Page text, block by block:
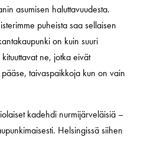
asumisen haluttavuudesta.
puheista saa sellaisen
on kuin suuri
ne, jotka eivät
taivaspaikkoja kun on vain
kadehdi nurmijärveläisiä –
Helsingissä siihen